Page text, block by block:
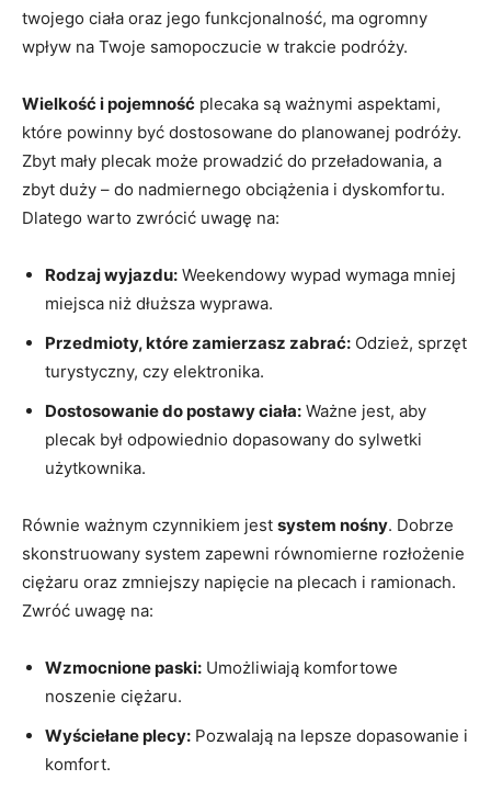
twojego ‌ciała oraz jego funkcjonalność,⁤ ma ogromny
wpływ na Twoje samopoczucie⁣ w trakcie podróży.
Wielkość i pojemność plecaka są ważnymi aspektami,
które powinny być dostosowane do planowanej podróży.
Zbyt mały ⁣plecak może ‍prowadzić do przeładowania, a
zbyt duży –⁣ do nadmiernego obciążenia i dyskomfortu.
Dlatego warto zwrócić uwagę na:
Rodzaj wyjazdu: Weekendowy wypad wymaga mniej
miejsca niż dłuższa wyprawa.
Przedmioty, które zamierzasz zabrać: Odzież, ‍sprzęt
turystyczny, czy elektronika.
Dostosowanie do postawy ciała: Ważne jest, aby
plecak był odpowiednio dopasowany do sylwetki⁢
użytkownika.
Równie ważnym czynnikiem ‌jest system nośny. Dobrze
skonstruowany system zapewni równomierne rozłożenie
ciężaru oraz zmniejszy napięcie na plecach i ramionach.
Zwróć ​uwagę na:
Wzmocnione paski: Umożliwiają komfortowe
noszenie ciężaru.
Wyściełane plecy: Pozwalają na lepsze dopasowanie i
komfort.